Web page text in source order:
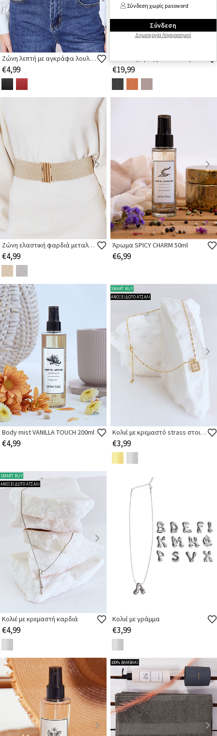
Ζώνη λεπτή με αγκράφα λουλούδι
€4,99 €19,99
Ζώνη ελαστική φαρδιά μεταλλιζέ
€4,99
Άρωμα SPICY CHARM 50ml
€6,99
Body mist VANILLA TOUCH 200ml
€4,99
SMART BUY
ΑΝΟΞΕΙΔΩΤΟ ΑΤΣΑΛΙ
Κολιέ με κρεμαστό strass στοιχείο
€3,99
SMART BUY
ΑΝΟΞΕΙΔΩΤΟ ΑΤΣΑΛΙ
Κολιέ με κρεμαστή καρδιά
€4,99
Κολιέ με γράμμα
€3,99
100% ΒΑΜΒΑΚΙ
Σύνδεση χωρίς password
Σύνδεση
Δημιουργία Λογαριασμού